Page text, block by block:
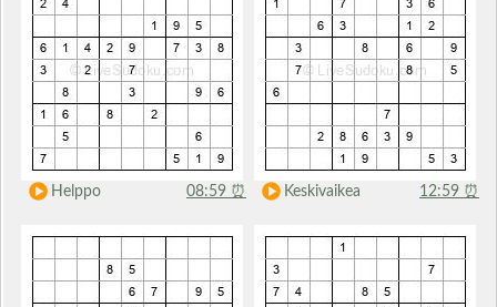
Helppo 08:59 ⏰ Keskivaikea 12:59 ⏰